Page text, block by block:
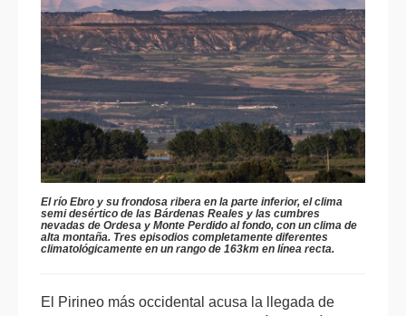
El río Ebro y su frondosa ribera en la parte inferior, el clima
semi desértico de las Bárdenas Reales y las cumbres
nevadas de Ordesa y Monte Perdido al fondo, con un clima de
alta montaña. Tres episodios completamente diferentes
climatológicamente en un rango de 163km en línea recta.
El Pirineo más occidental acusa la llegada de